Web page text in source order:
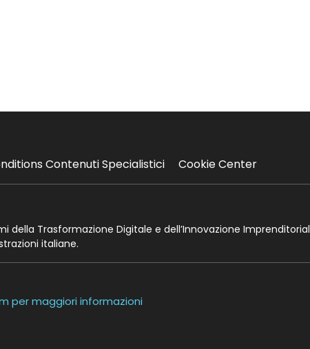
Contenuti Specialistici Cookie Center
Trasformazione Digitale e dell’Innovazione
italiane.
per maggiori informazioni